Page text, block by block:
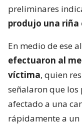
preliminares
produjo una riña
En medio de ese
efectuaron al
víctima, quien
señalaron que
afectado a una
rápidamente a